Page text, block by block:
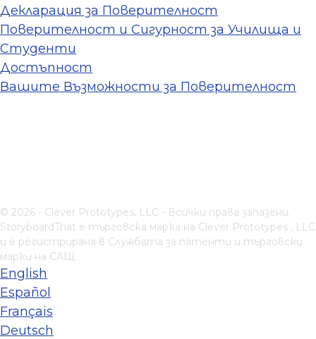
Декларация за Поверителност
Поверителност и Сигурност за Училища и
Студенти
Достъпност
Вашите Възможности за Поверителност
© 2026 - Clever Prototypes, LLC - Всички права запазени.
StoryboardThat е търговска марка на Clever Prototypes , LLC
и е регистрирана в Службата за патенти и търговски
марки на САЩ
English
Español
Français
Deutsch